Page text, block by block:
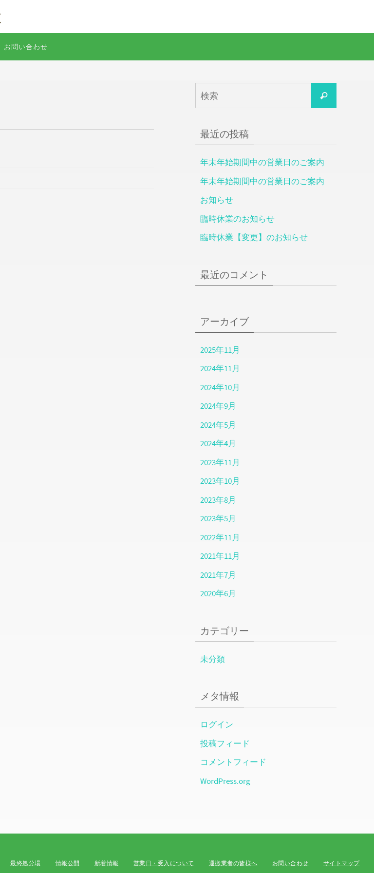
お問い合わせ
検
索
最近の投稿
年末年始期間中の営業日のご案内
年末年始期間中の営業日のご案内
お知らせ
臨時休業のお知らせ
臨時休業【変更】のお知らせ
最近のコメント
アーカイブ
2025年11月
2024年11月
2024年10月
2024年9月
2024年5月
2024年4月
2023年11月
2023年10月
2023年8月
2023年5月
2022年11月
2021年11月
2021年7月
2020年6月
カテゴリー
未分類
メタ情報
ログイン
投稿フィード
コメントフィード
WordPress.org
最終処分場 情報公開 新着情報 営業日・受入について 運搬業者の皆様へ お問い合わせ サイトマップ